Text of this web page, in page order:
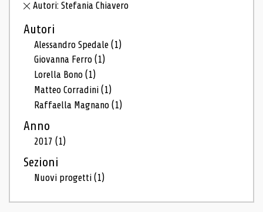
Autori: Stefania Chiavero
Autori
Alessandro Spedale(1)
Giovanna Ferro(1)
Lorella Bono(1)
Matteo Corradini(1)
Raffaella Magnano(1)
Anno
2017(1)
Sezioni
Nuovi progetti(1)